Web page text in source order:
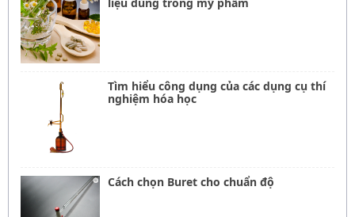
Tìm hiểu công dụng của các dụng cụ thí
nghiệm hóa học
Cách chọn Buret cho chuẩn độ